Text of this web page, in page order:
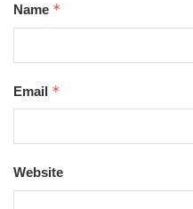
Name *
Email *
Website